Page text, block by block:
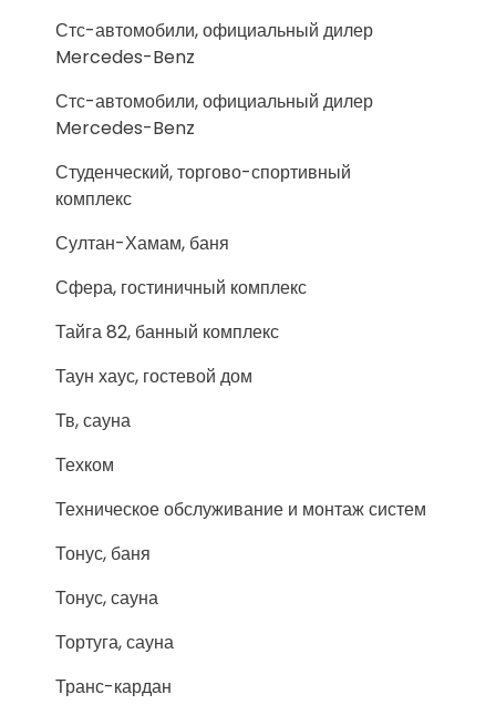
Стс-автомобили, официальный дилер
Mercedes-Benz
Стс-автомобили, официальный дилер
Mercedes-Benz
Студенческий, торгово-спортивный
комплекс
Султан-Хамам, баня
Сфера, гостиничный комплекс
Тайга 82, банный комплекс
Таун хаус, гостевой дом
Тв, сауна
Техком
Техническое обслуживание и монтаж систем
Тонус, баня
Тонус, сауна
Тортуга, сауна
Транс-кардан